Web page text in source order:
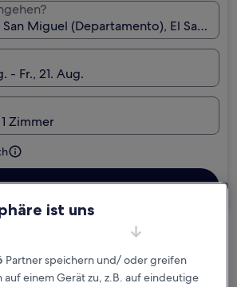
Miguel (Departamento), El Salvador
- Fr., 21. Aug.
Zimmer
Suchen
ist uns
Partner speichern und/ oder greifen
einem Gerät zu, z.B. auf eindeutige